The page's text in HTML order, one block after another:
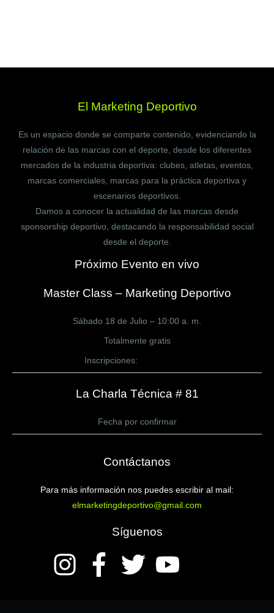
El Marketing Deportivo
Es un espacio donde se comparte contenido, evidenciando la
relación de las marcas con el deporte, desde los diferentes
mercados de la industria deportiva: clubes, atletas, eventos,
marcas comerciales, marcas para la práctica deportiva y
escenarios deportivos.
Damos a conocer la actualidad de las marcas desde
sponsorship deportivo, destacando la responsabilidad social
desde el deporte.
Próximo Evento en vivo
Master Class – Marketing Deportivo
Sábado 18 de Julio – 10:00 a. m.
Totalmente gratis
Inscripciones:
La Charla Técnica # 81
Fecha por confirmar
Contáctanos
Para más información nos puedes escribir al mail:
elmarketingdeportivo@gmail.com
Síguenos